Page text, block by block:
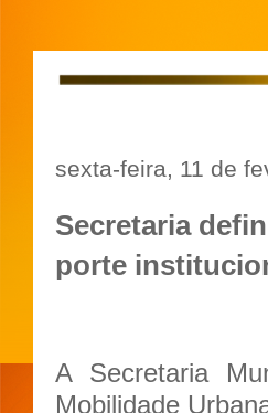
sexta-feira, 11 de
Secretaria
porte
A Secretaria
Mobilidade